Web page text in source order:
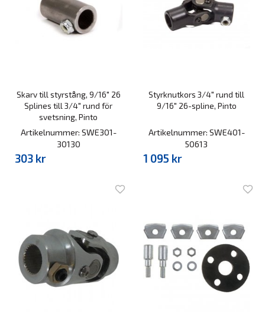
Skarv till styrstång, 9/16" 26
Splines till 3/4" rund för
svetsning, Pinto
Artikelnummer: SWE301-
30130
303 kr
Styrknutkors 3/4" rund till
9/16" 26-spline, Pinto
Artikelnummer: SWE401-
50613
1 095 kr